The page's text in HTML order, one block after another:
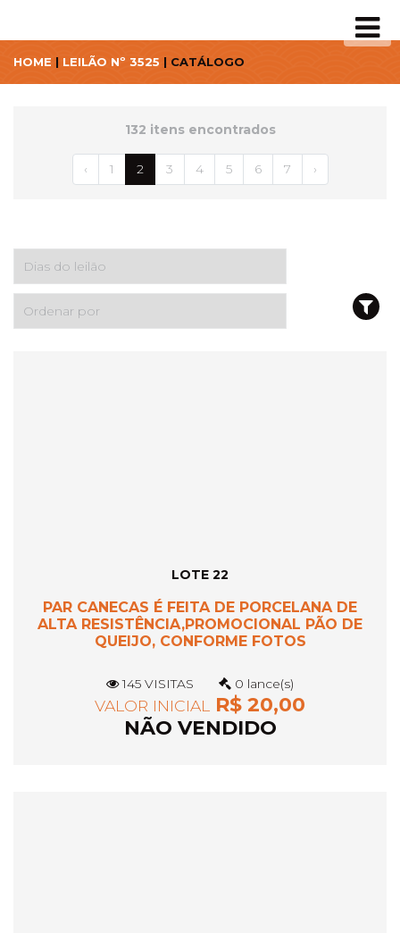
HOME | LEILÃO Nº 3525 | CATÁLOGO
132 itens encontrados
‹ 1 2 3 4 5 6 7 ›
LOTE 22
PAR CANECAS É FEITA DE PORCELANA DE
ALTA RESISTÊNCIA,PROMOCIONAL PÃO DE
QUEIJO, CONFORME FOTOS
145 VISITAS 0 lance(s)
VALOR INICIAL
R$ 20,00
NÃO VENDIDO